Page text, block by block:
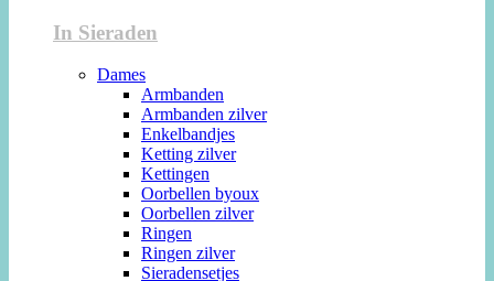
In Sieraden
Dames
Armbanden
Armbanden zilver
Enkelbandjes
Ketting zilver
Kettingen
Oorbellen byoux
Oorbellen zilver
Ringen
Ringen zilver
Sieradensetjes